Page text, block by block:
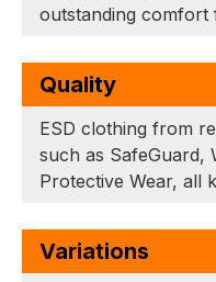
outstanding
Quality
ESD clothing from
such as SafeGuard,
Protective Wear, all
Variations